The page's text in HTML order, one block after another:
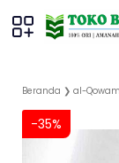
Beranda ❯ al-Qowam
-35%